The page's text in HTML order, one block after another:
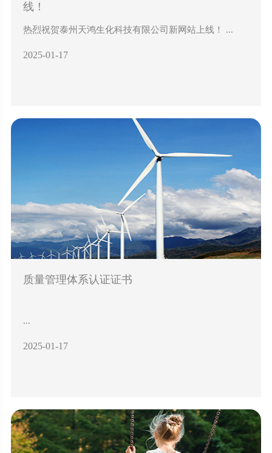
线！
热烈祝贺泰州天鸿生化科技有限公司新网站上线！ ...
2025-01-17
质量管理体系认证证书
...
2025-01-17